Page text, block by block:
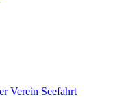
Verein Seefahrt